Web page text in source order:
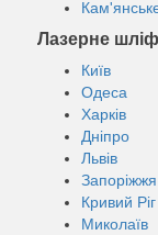
Лазерне
Київ
Одеса
Харків
Дніпро
Львів
Запоріжжя
Кривий Ріг
Миколаїв